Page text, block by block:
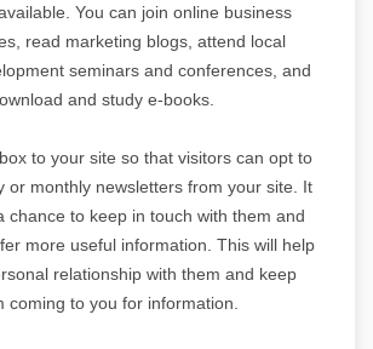
You can join online business
read marketing blogs, attend local
seminars and conferences, and
and study e-books.
to your site so that visitors can opt to
or monthly newsletters from your site. It
chance to keep in touch with them and
more useful information. This will help
relationship with them and keep
coming to you for information.